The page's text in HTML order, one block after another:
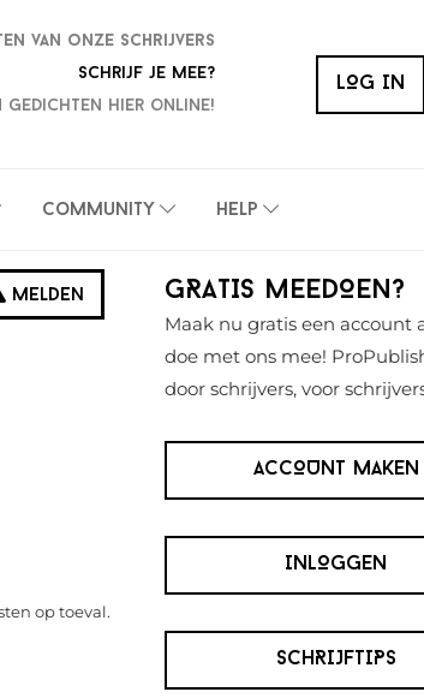
van onze schrijvers
Schrijf je mee?
gedichten hier online!
LOG IN
Community Help
Melden
op toeval.
Primaire
Sidebar
GRATIS MEEDOEN?
Maak nu gratis een account
doe met ons mee!
door schrijvers, voor
ACCOUNT MAKEN
INLOGGEN
SCHRIJFTIPS